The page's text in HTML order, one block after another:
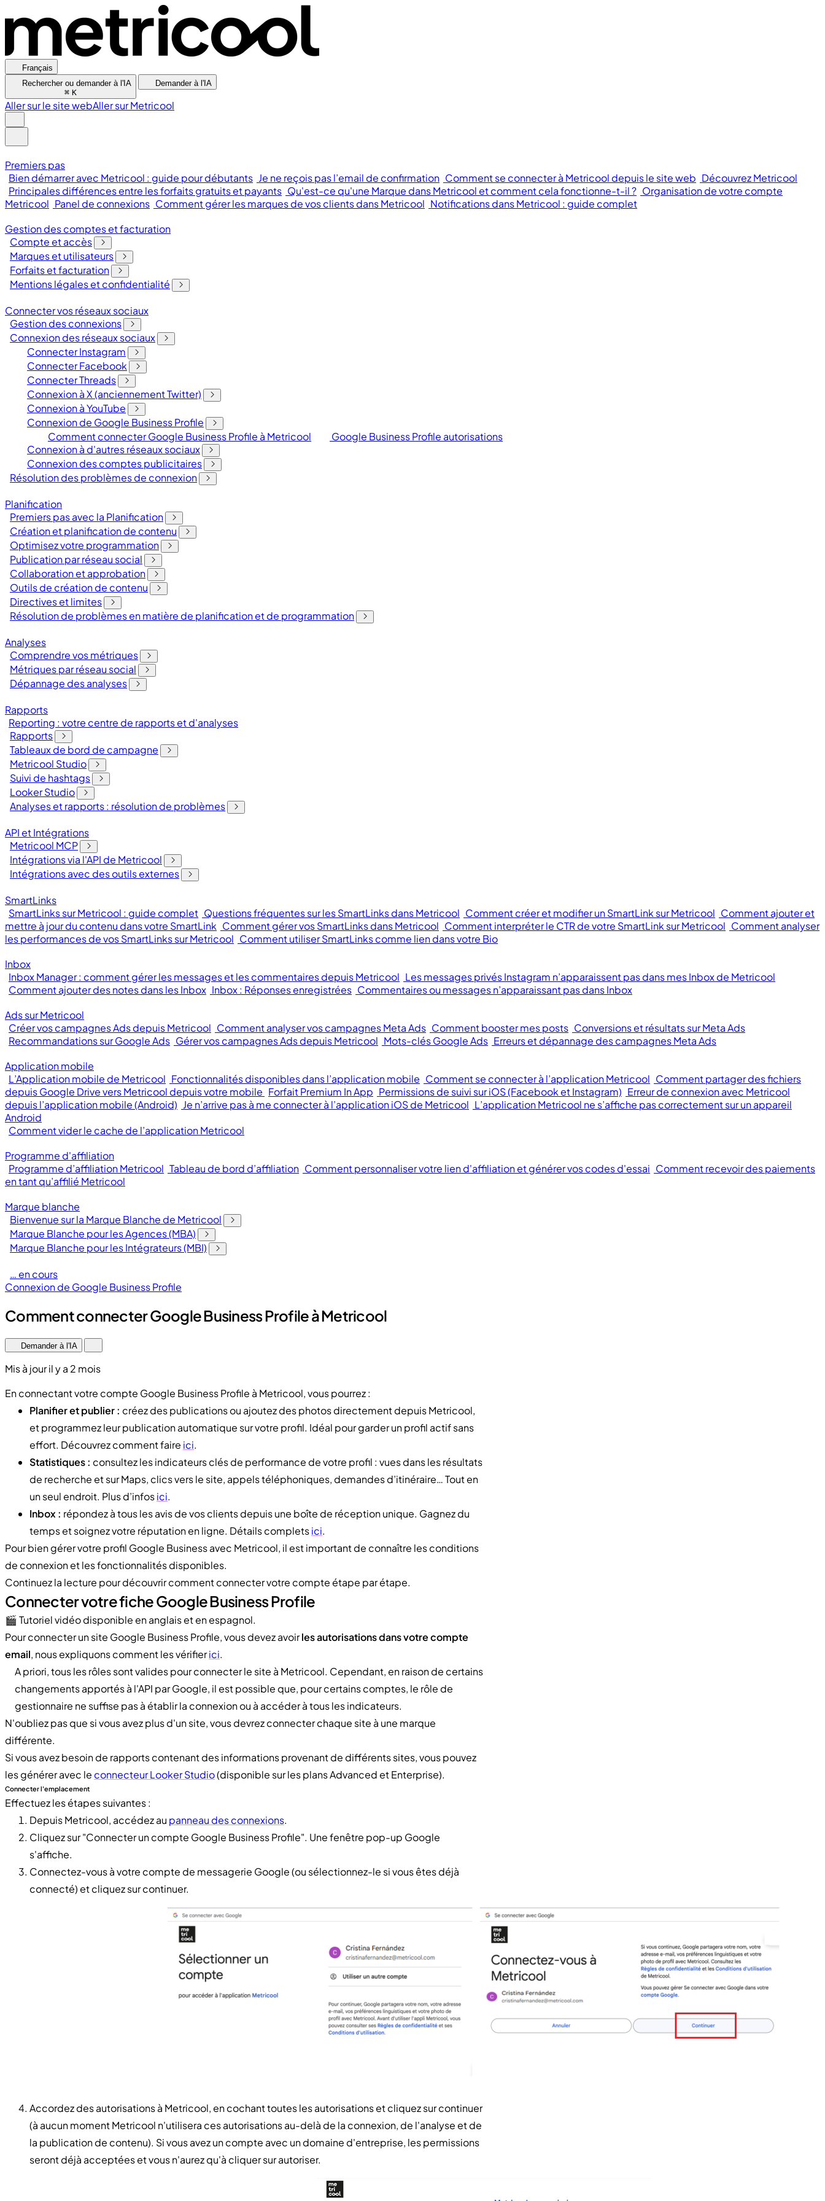
Français
Rechercher ou demander à l'IA
⌘ K
Demander à l'IA
Aller sur le site webAller sur Metricool
Premiers pas
Bien démarrer avec Metricool : guide pour débutants Je ne reçois pas l’email de confirmation Comment se connecter à Metricool depuis le site web Découvrez Metricool
Principales différences entre les forfaits gratuits et payants Qu'est-ce qu'une Marque dans Metricool et comment cela fonctionne-t-il ? Organisation de votre compte
Metricool Panel de connexions Comment gérer les marques de vos clients dans Metricool Notifications dans Metricool : guide complet
Gestion des comptes et facturation
Compte et accès
Marques et utilisateurs
Forfaits et facturation
Mentions légales et confidentialité
Connecter vos réseaux sociaux
Gestion des connexions
Connexion des réseaux sociaux
Connecter Instagram
Connecter Facebook
Connecter Threads
Connexion à X (anciennement Twitter)
Connexion à YouTube
Connexion de Google Business Profile
Comment connecter Google Business Profile à Metricool
Google Business Profile autorisations
Connexion à d'autres réseaux sociaux
Connexion des comptes publicitaires
Résolution des problèmes de connexion
Planification
Premiers pas avec la Planification
Création et planification de contenu
Optimisez votre programmation
Publication par réseau social
Collaboration et approbation
Outils de création de contenu
Directives et limites
Résolution de problèmes en matière de planification et de programmation
Analyses
Comprendre vos métriques
Métriques par réseau social
Dépannage des analyses
Rapports
Reporting : votre centre de rapports et d'analyses
Rapports
Tableaux de bord de campagne
Metricool Studio
Suivi de hashtags
Looker Studio
Analyses et rapports : résolution de problèmes
API et Intégrations
Metricool MCP
Intégrations via l'API de Metricool
Intégrations avec des outils externes
SmartLinks
SmartLinks sur Metricool : guide complet Questions fréquentes sur les SmartLinks dans Metricool Comment créer et modifier un SmartLink sur Metricool Comment ajouter et
mettre à jour du contenu dans votre SmartLink Comment gérer vos SmartLinks dans Metricool Comment interpréter le CTR de votre SmartLink sur Metricool Comment analyser
les performances de vos SmartLinks sur Metricool Comment utiliser SmartLinks comme lien dans votre Bio
Inbox
Inbox Manager : comment gérer les messages et les commentaires depuis Metricool Les messages privés Instagram n’apparaissent pas dans mes Inbox de Metricool
Comment ajouter des notes dans les Inbox Inbox : Réponses enregistrées Commentaires ou messages n’apparaissant pas dans Inbox
Ads sur Metricool
Créer vos campagnes Ads depuis Metricool Comment analyser vos campagnes Meta Ads Comment booster mes posts Conversions et résultats sur Meta Ads
Recommandations sur Google Ads Gérer vos campagnes Ads depuis Metricool Mots-clés Google Ads Erreurs et dépannage des campagnes Meta Ads
Application mobile
L’Application mobile de Metricool Fonctionnalités disponibles dans l’application mobile Comment se connecter à l’application Metricool Comment partager des fichiers
depuis Google Drive vers Metricool depuis votre mobile Forfait Premium In App Permissions de suivi sur iOS (Facebook et Instagram) Erreur de connexion avec Metricool
depuis l’application mobile (Android) Je n’arrive pas à me connecter à l’application iOS de Metricool L’application Metricool ne s’affiche pas correctement sur un appareil
Android
Comment vider le cache de l’application Metricool
Programme d'affiliation
Programme d’affiliation Metricool Tableau de bord d’affiliation Comment personnaliser votre lien d'affiliation et générer vos codes d'essai Comment recevoir des paiements
en tant qu’affilié Metricool
Marque blanche
Bienvenue sur la Marque Blanche de Metricool
Marque Blanche pour les Agences (MBA)
Marque Blanche pour les Intégrateurs (MBI)
… en cours
Connexion de Google Business Profile
Comment connecter Google Business Profile à Metricool
Demander à l'IA
Mis à jour il y a 2 mois
En connectant votre compte Google Business Profile à Metricool, vous pourrez :
Planifier et publier : créez des publications ou ajoutez des photos directement depuis Metricool,
et programmez leur publication automatique sur votre profil. Idéal pour garder un profil actif sans
effort. Découvrez comment faire ici.
Statistiques : consultez les indicateurs clés de performance de votre profil : vues dans les résultats
de recherche et sur Maps, clics vers le site, appels téléphoniques, demandes d’itinéraire… Tout en
un seul endroit. Plus d’infosici.
Inbox : répondez à tous les avis de vos clients depuis une boîte de réception unique. Gagnez du
temps et soignez votre réputation en ligne. Détails completsici.
Pour bien gérer votre profil Google Business avec Metricool, il est important de connaître les conditions
de connexion et les fonctionnalités disponibles.
Continuez la lecture pour découvrir comment connecter votre compte étape par étape.
Connecter votre fiche Google Business Profile
🎬 Tutoriel vidéo disponible en anglais et en espagnol.
Pour connecter un site Google Business Profile, vous devez avoirles autorisations dans votre compte
email, nous expliquons comment les vérifierici.
A priori, tous les rôles sont valides pour connecter le site à Metricool. Cependant, en raison de certains
changements apportés à l'API par Google, il est possible que, pour certains comptes, le rôle de
gestionnaire ne suffise pas à établir la connexion ou à accéder à tous les indicateurs.
N'oubliez pas que si vous avez plus d'un site, vous devrez connecter chaque site à une marque
différente.
Si vous avez besoin de rapports contenant des informations provenant de différents sites, vous pouvez
les générer avec le connecteur Looker Studio(disponible sur les plans Advanced et Enterprise).
Connecter l'emplacement
Effectuez les étapes suivantes :
Depuis Metricool, accédez au panneau des connexions.
Cliquez sur "Connecter un compte Google Business Profile". Une fenêtre pop-up Google
s'affiche.
Connectez-vous à votre compte de messagerie Google (ou sélectionnez-le si vous êtes déjà
connecté) et cliquez sur continuer.
Accordez des autorisations à Metricool, en cochant toutes les autorisations et cliquez sur continuer
(à aucun moment Metricool n'utilisera ces autorisations au-delà de la connexion, de l'analyse et de
la publication de contenu). Si vous avez un compte avec un domaine d'entreprise, les permissions
seront déjà acceptées et vous n'aurez qu'à cliquer sur autoriser.